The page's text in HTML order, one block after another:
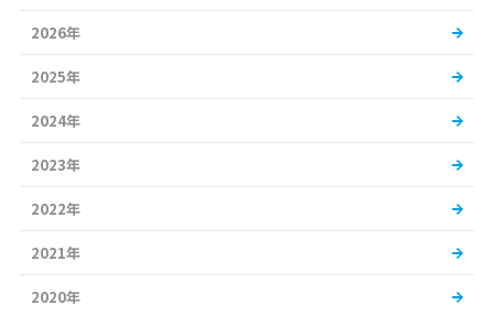
2026年
2025年
2024年
2023年
2022年
2021年
2020年